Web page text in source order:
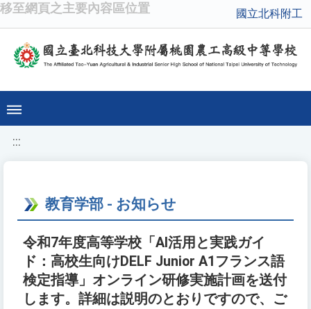
移至網頁之主要內容區位置 國立北科附工
:::
教育学部 - お知らせ
令和7年度高等学校「AI活用と実践ガイ
ド：高校生向けDELF Junior A1フランス語
検定指導」オンライン研修実施計画を送付
します。詳細は説明のとおりですので、ご